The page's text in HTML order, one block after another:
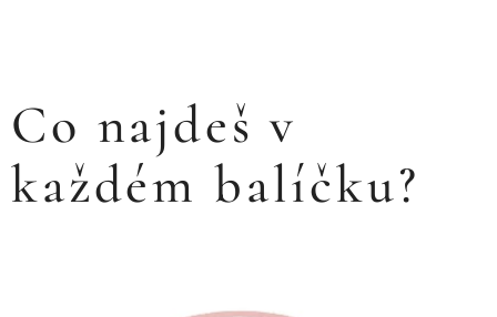
Co najdeš v
každém balíčku?